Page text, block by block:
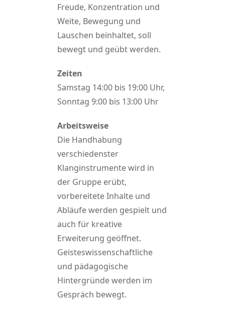
Freude, Konzentration und
Weite, Bewegung und
Lauschen beinhaltet, soll
bewegt und geübt werden.
Zeiten
Samstag 14:00 bis 19:00 Uhr,
Sonntag 9:00 bis 13:00 Uhr
Arbeitsweise
Die Handhabung
verschiedenster
Klanginstrumente wird in
der Gruppe erübt,
vorbereitete Inhalte und
Abläufe werden gespielt und
auch für kreative
Erweiterung geöffnet.
Geisteswissenschaftliche
und pädagogische
Hintergründe werden im
Gespräch bewegt.